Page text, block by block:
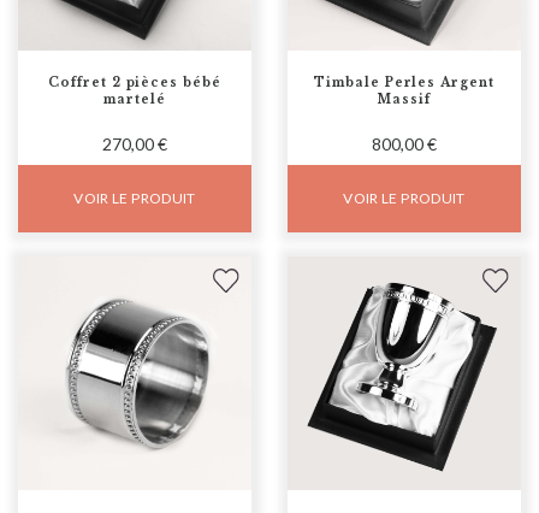
Coffret 2 pièces bébé
martelé
270,00 €
VOIR LE PRODUIT
Timbale Perles Argent
Massif
800,00 €
VOIR LE PRODUIT